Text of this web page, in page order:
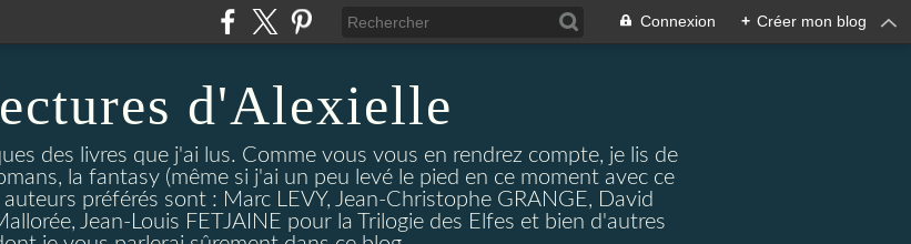
Connexion + Créer mon blog
d'Alexielle
des livres que j'ai lus. Comme vous vous en rendrez compte, je lis de
la fantasy (même si j'ai un peu levé le pied en ce moment avec ce
préférés sont : Marc LEVY, Jean-Christophe GRANGE, David
Jean-Louis FETJAINE pour la Trilogie des Elfes et bien d'autres